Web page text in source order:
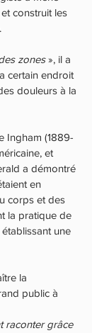
construit les
zones », il a
certain endroit
douleurs à la
Ingham (1889-
et
a démontré
en
corps et des
la pratique de
une
la
public à
raconter grâce